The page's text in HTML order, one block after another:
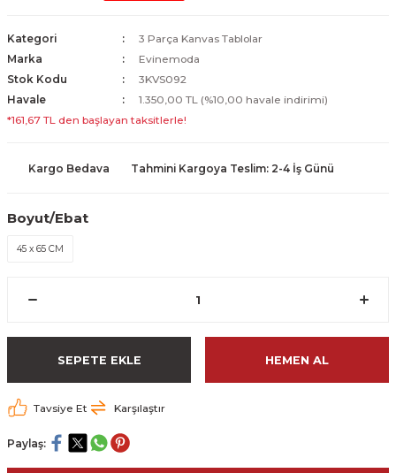
Kategori
3 Parça Kanvas Tablolar
Marka
Evinemoda
Stok Kodu
3KVS092
Havale
1.350,00 TL (%10,00 havale indirimi)
*161,67 TL den başlayan taksitlerle!
Kargo Bedava Tahmini Kargoya Teslim: 2-4 İş Günü
Boyut/Ebat
45 x 65 CM
SEPETE EKLE HEMEN AL
Tavsiye Et Karşılaştır
Paylaş: